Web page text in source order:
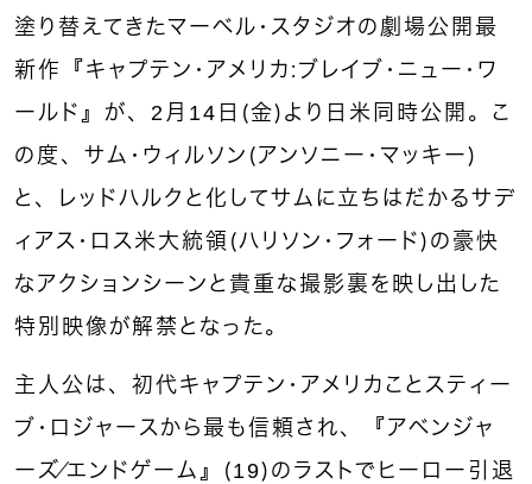
塗り替えてきたマーベル・スタジオの劇場公開最
新作『キャプテン・アメリカ：ブレイブ・ニュー・ワ
ールド』が、2月14日（金）より日米同時公開。こ
の度、サム・ウィルソン（アンソニー・マッキー）
と、レッドハルクと化してサムに立ちはだかるサデ
ィアス・ロス米大統領（ハリソン・フォード）の豪快
なアクションシーンと貴重な撮影裏を映し出した
特別映像が解禁となった。
主人公は、初代キャプテン・アメリカことスティー
ブ・ロジャースから最も信頼され、『アベンジャ
ーズ／エンドゲーム』（19）のラストでヒーロー引退